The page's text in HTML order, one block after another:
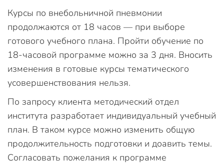
Курсы по внебольничной пневмонии
продолжаются от 18 часов — при выборе
готового учебного плана. Пройти обучение по
18-часовой программе можно за 3 дня. Вносить
изменения в готовые курсы тематического
усовершенствования нельзя.
По запросу клиента методический отдел
института разработает индивидуальный учебный
план. В таком курсе можно изменить общую
продолжительность подготовки и доавить темы.
Согласовать пожелания к программе